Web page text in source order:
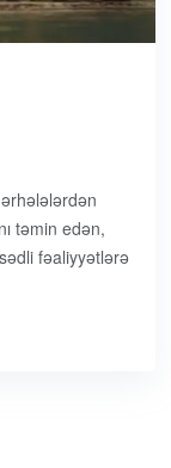
təmin edən,
fəaliyyətlərə